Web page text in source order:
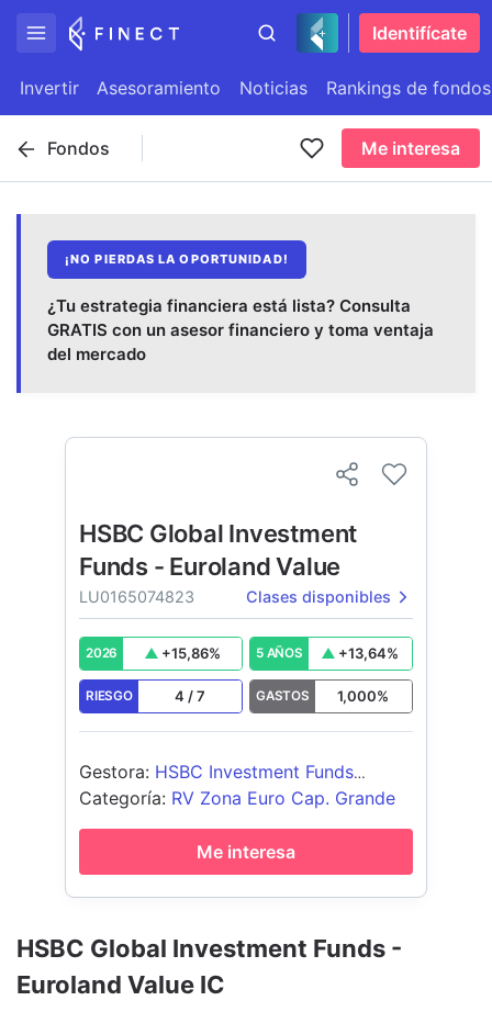
Identifícate
Invertir Asesoramiento Noticias Rankings de fondos
Fondos Me interesa
¡NO PIERDAS LA OPORTUNIDAD!
¿Tu estrategia financiera está lista? Consulta
GRATIS con un asesor financiero y toma ventaja
del mercado
HSBC Global Investment Funds -
Euroland Value IC
HSBC Global Investment
Funds - Euroland Value
LU0165074823 Clases disponibles
2026 +15,86% 5 AÑOS +13,64%
RIESGO 4 /7 GASTOS 1,000%
Gestora: HSBC Investment Funds
(Luxembourg) S.A.
Categoría: RV Zona Euro Cap. Grande
Me interesa